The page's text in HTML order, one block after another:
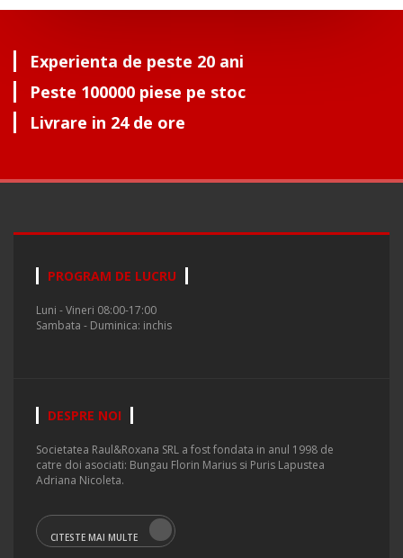
Experienta de peste 20 ani
Peste 100000 piese pe stoc
Livrare in 24 de ore
PROGRAM DE LUCRU
Luni - Vineri 08:00-17:00
Sambata - Duminica: inchis
DESPRE NOI
Societatea Raul&Roxana SRL a fost fondata in anul 1998 de
catre doi asociati: Bungau Florin Marius si Puris Lapustea
Adriana Nicoleta.
CITESTE MAI MULTE